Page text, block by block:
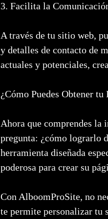
3. Facilita la
A través de tu sitio web,
y detalles de contacto de
actuales y potenciales,
¿Cómo Puedes Obtener tu
Ahora que comprendes la
pregunta: ¿cómo lograrlo
herramienta diseñada
poderosa para crear su
Con AlboomProSite, no
te permite personalizar tu